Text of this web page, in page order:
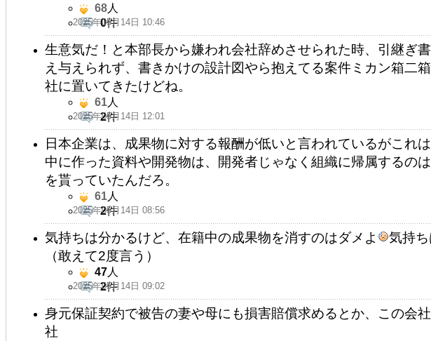
2025年05月14日 10:46
68人
0件
生意気だ！と本部長から嫌われ会社辞めさせられた時、引継ぎ
え与えられず、書きかけの設計図やら抱えてる案件ミカン箱二
社に置いてきたけどね。
2025年05月14日 12:01
61人
2件
日本企業は、成果物に対する報酬が低いと言われているがこれ
中に作った資料や開発物は、開発者じゃなく組織に帰属するの
を貰っていたんだろ。
2025年05月14日 08:56
61人
2件
気持ちは分かるけど、在籍中の成果物を消すのはダメよ
気持
（敢えて2度言う）
2025年05月14日 09:02
47人
2件
身元保証契約で被告の妻や母にも損害賠償求めるとか、この会
社